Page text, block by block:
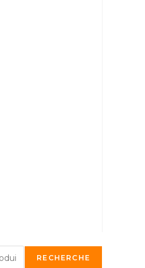
RECHERCHE